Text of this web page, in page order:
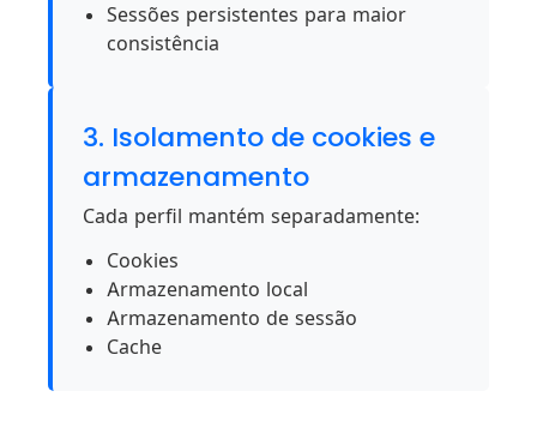
Sessões persistentes para maior
consistência
3. Isolamento de cookies e
armazenamento
Cada perfil mantém separadamente:
Cookies
Armazenamento local
Armazenamento de sessão
Cache